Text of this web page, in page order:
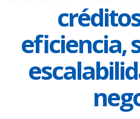
eficiencia,